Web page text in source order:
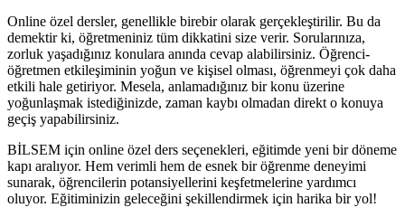
Online özel dersler, genellikle birebir olarak gerçekleştirilir. Bu da
demektir ki, öğretmeniniz tüm dikkatini size verir. Sorularınıza,
zorluk yaşadığınız konulara anında cevap alabilirsiniz. Öğrenci-
öğretmen etkileşiminin yoğun ve kişisel olması, öğrenmeyi çok daha
etkili hale getiriyor. Mesela, anlamadığınız bir konu üzerine
yoğunlaşmak istediğinizde, zaman kaybı olmadan direkt o konuya
geçiş yapabilirsiniz.
BİLSEM için online özel ders seçenekleri, eğitimde yeni bir döneme
kapı aralıyor. Hem verimli hem de esnek bir öğrenme deneyimi
sunarak, öğrencilerin potansiyellerini keşfetmelerine yardımcı
oluyor. Eğitiminizin geleceğini şekillendirmek için harika bir yol!